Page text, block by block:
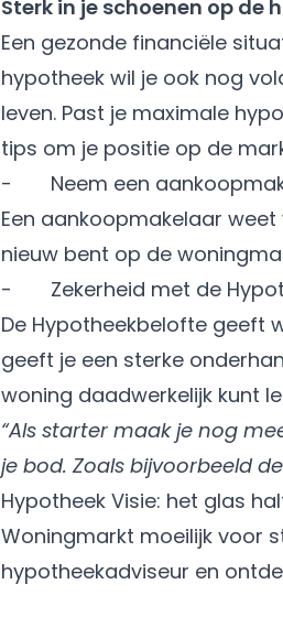
Sterk in je schoenen op de
Een gezonde financiële
hypotheek wil je ook nog
leven. Past je maximale
tips om je positie op de
- Neem een
Een aankoopmakelaar
nieuw bent op de
- Zekerheid met de
De Hypotheekbelofte geeft
geeft je een sterke
woning daadwerkelijk kunt
“Als starter maak je nog
je bod. Zoals bijvoorbeeld
Hypotheek Visie: het glas
Woningmarkt moeilijk voor
hypotheekadviseur en